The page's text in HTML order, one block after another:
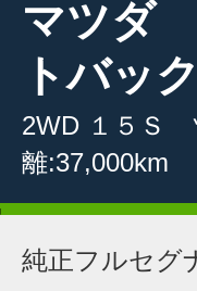
マツダ
トバック
2WD １５Ｓ
離:37,000km
純正フルセ